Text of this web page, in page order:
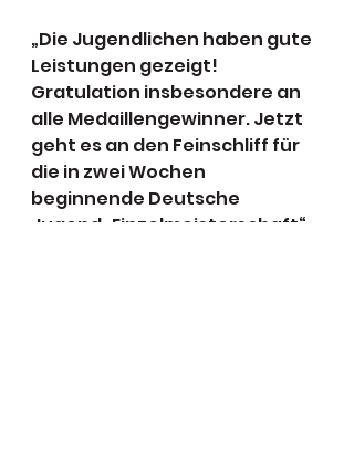
„Die Jugendlichen haben gute
Leistungen gezeigt!
Gratulation insbesondere an
alle Medaillengewinner. Jetzt
geht es an den Feinschliff für
die in zwei Wochen
beginnende Deutsche
Jugend-Einzelmeisterschaft“